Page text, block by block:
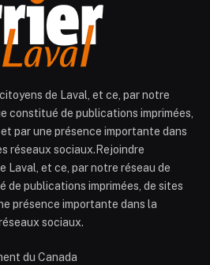
de Laval, et ce, par notre
constitué de publications imprimées,
par une présence importante dans
réseaux sociaux.Rejoindre
Laval, et ce, par notre réseau de
publications imprimées, de sites
présence importante dans la
sociaux.
du Canada